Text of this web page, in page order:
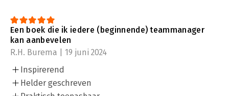
Een boek die ik iedere (beginnende) teammanager
kan aanbevelen
R.H. Burema | 19 juni 2024
Inspirerend
Helder geschreven